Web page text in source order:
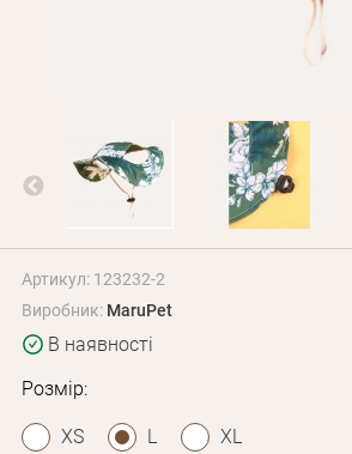
Артикул: 123232-2
Виробник: MaruPet
В наявності
Розмір:
XS L XL